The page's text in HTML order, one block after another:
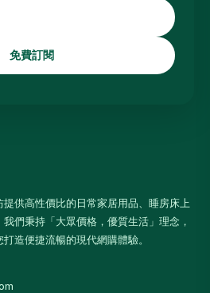
免費訂閱
提供高性價比的日常家居用品、睡房床上
們秉持「大眾價格，優質生活」理念，
造便捷流暢的現代網購體驗。